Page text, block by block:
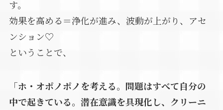
す。
効果を高める＝浄化が進み、波動が上がり、アセ
ンション♡
ということで、
「ホ・オポノポノを考える。問題はすべて自分の
中で起きている。潜在意識を具現化し、クリーニ